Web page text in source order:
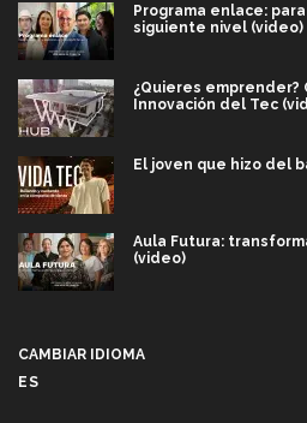
Programa enlace:
siguiente nivel (video)
¿Quieres emprender?
Innovación del Tec
El joven que hizo del
Aula Futura:
(video)
CAMBIAR IDIOMA
ES